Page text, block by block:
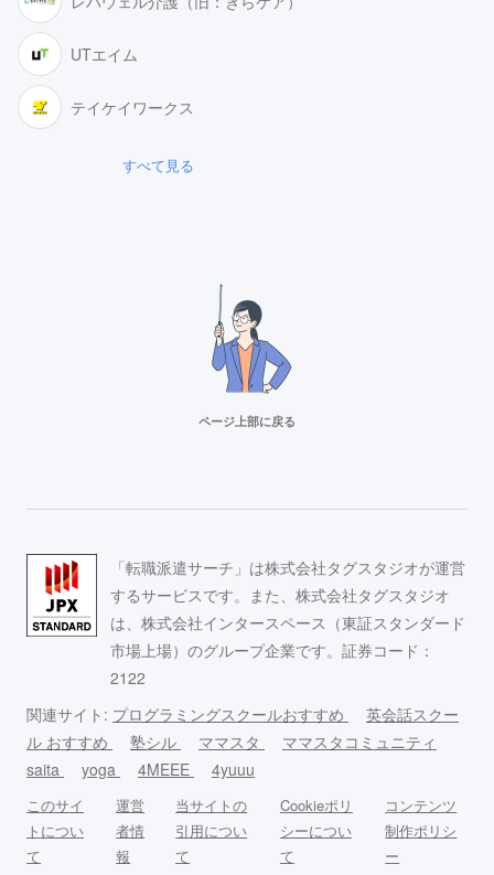
UTエイム
テイケイワークス
すべて見る
ページ上部に戻る
このサイ
トについ
て
運営
者情
報
当サイトの
引用につい
て
Cookieポリ
シーについ
て
コンテンツ
制作ポリシ
ー
「転職派遣サーチ」は株式会社タグスタジオが運営
するサービスです。また、株式会社タグスタジオ
は、株式会社インタースペース（東証スタンダード
市場上場）のグループ企業です。証券コード：
2122
関連サイト: プログラミングスクールおすすめ
英会話スクー
ル おすすめ
塾シル ママスタ
ママスタコミュニティ
saita
yoga 4MEEE 4yuuu